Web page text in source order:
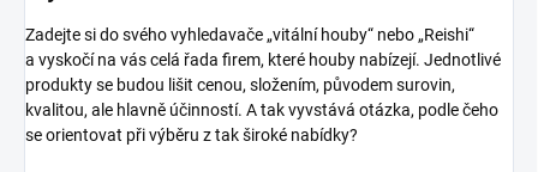
Zadejte si do svého vyhledavače „vitální houby“ nebo „Reishi“
a vyskočí na vás celá řada firem, které houby nabízejí. Jednotlivé
produkty se budou lišit cenou, složením, původem surovin,
kvalitou, ale hlavně účinností. A tak vyvstává otázka, podle čeho
se orientovat při výběru z tak široké nabídky?